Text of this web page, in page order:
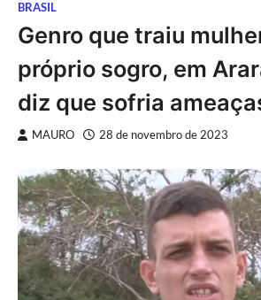
BRASIL
Genro que traiu
próprio sogro, em
diz que sofria
MAURO 28 de novembro de 2023